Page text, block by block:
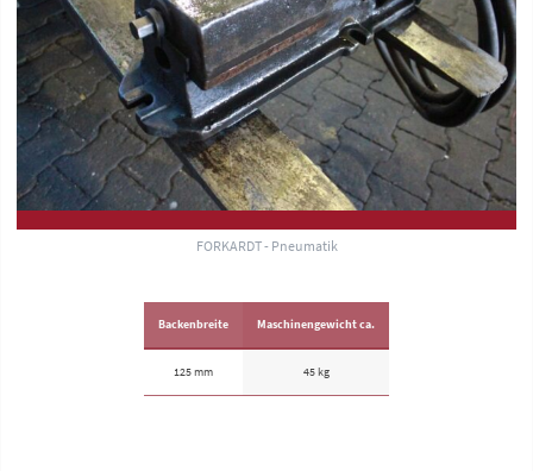
FORKARDT - Pneumatik
Backenbreite
125 mm
Maschinengewicht ca.
45 kg